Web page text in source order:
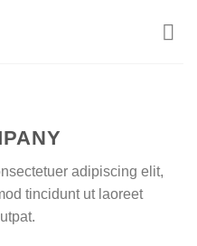
adipiscing elit,
tincidunt ut laoreet